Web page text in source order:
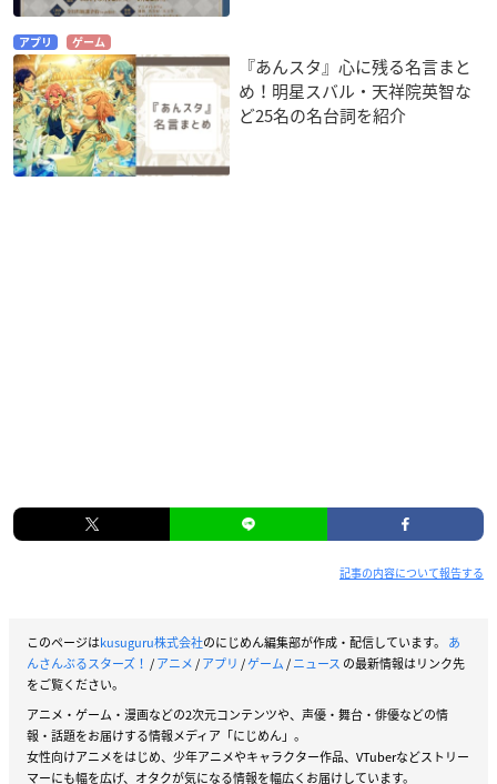
アプリ ゲーム
『あんスタ』心に残る名言まと
め！明星スバル・天祥院英智な
ど25名の名台詞を紹介
記事の内容について報告する
このページはkusuguru株式会社のにじめん編集部が作成・配信しています。 あ
んさんぶるスターズ！ /アニメ/アプリ /ゲーム/ニュース の最新情報はリンク先
をご覧ください。
アニメ・ゲーム・漫画などの2次元コンテンツや、声優・舞台・俳優などの情
報・話題をお届けする情報メディア「にじめん」。
女性向けアニメをはじめ、少年アニメやキャラクター作品、VTuberなどストリー
マーにも幅を広げ、オタクが気になる情報を幅広くお届けしています。